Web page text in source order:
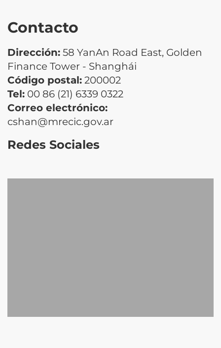
Contacto
Dirección: 58 YanAn Road East, Golden
Finance Tower - Shanghái
Código postal: 200002
Tel: 00 86 (21) 6339 0322
Correo electrónico:
cshan@mrecic.gov.ar
Redes Sociales